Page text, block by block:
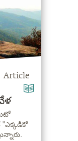
Article